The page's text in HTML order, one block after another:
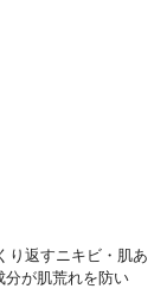
り返すニキビ・肌あ
分が肌荒れを防い